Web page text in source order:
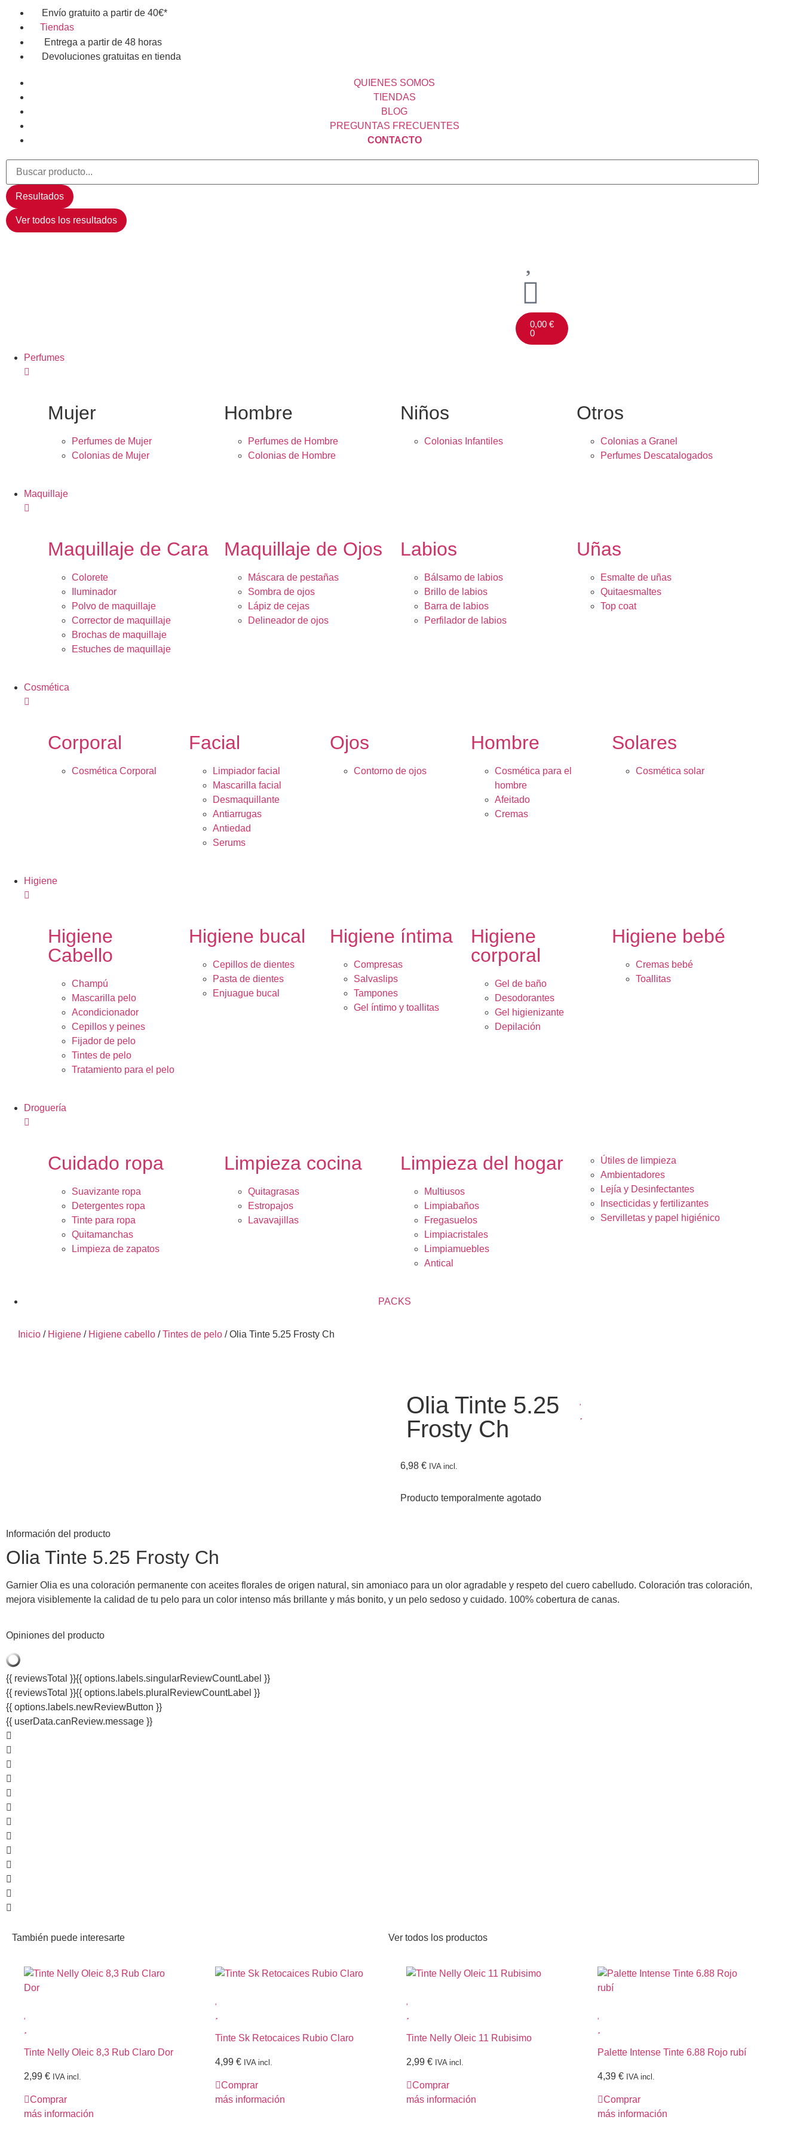
Envío gratuito a partir de 40€*
Tiendas
Entrega a partir de 48 horas
Devoluciones gratuitas en tienda
QUIENES SOMOS
TIENDAS
BLOG
PREGUNTAS FRECUENTES
CONTACTO
Resultados
Ver todos los resultados
0,00€
0
Perfumes
Mujer
Perfumes de Mujer
Colonias de Mujer
Hombre
Perfumes de Hombre
Colonias de Hombre
Niños
Colonias Infantiles
Otros
Colonias a Granel
Perfumes Descatalogados
Maquillaje
Maquillaje de Cara
Colorete
Iluminador
Polvo de maquillaje
Corrector de maquillaje
Brochas de maquillaje
Estuches de maquillaje
Maquillaje de Ojos
Máscara de pestañas
Sombra de ojos
Lápiz de cejas
Delineador de ojos
Labios
Bálsamo de labios
Brillo de labios
Barra de labios
Perfilador de labios
Uñas
Esmalte de uñas
Quitaesmaltes
Top coat
Cosmética
Corporal
Cosmética Corporal
Facial
Limpiador facial
Mascarilla facial
Desmaquillante
Antiarrugas
Antiedad
Serums
Ojos
Contorno de ojos
Hombre
Cosmética para el
hombre
Afeitado
Cremas
Solares
Cosmética solar
Higiene
Higiene
Cabello
Champú
Mascarilla pelo
Acondicionador
Cepillos y peines
Fijador de pelo
Tintes de pelo
Tratamiento para el pelo
Higiene bucal
Cepillos de dientes
Pasta de dientes
Enjuague bucal
Higiene íntima
Compresas
Salvaslips
Tampones
Gel íntimo y toallitas
Higiene
corporal
Gel de baño
Desodorantes
Gel higienizante
Depilación
Higiene bebé
Cremas bebé
Toallitas
Droguería
Cuidado ropa
Suavizante ropa
Detergentes ropa
Tinte para ropa
Quitamanchas
Limpieza de zapatos
Limpieza cocina
Quitagrasas
Estropajos
Lavavajillas
Limpieza del hogar
Multiusos
Limpiabaños
Fregasuelos
Limpiacristales
Limpiamuebles
Antical
Útiles de limpieza
Ambientadores
Lejía y Desinfectantes
Insecticidas y fertilizantes
Servilletas y papel higiénico
PACKS
Inicio / Higiene / Higiene cabello /Tintes de pelo / Olia Tinte 5.25 Frosty Ch
Olia Tinte 5.25
Frosty Ch
6,98 € IVA incl.
Producto temporalmente agotado
Información del producto
Olia Tinte 5.25 Frosty Ch
Garnier Olia es una coloración permanente con aceites florales de origen natural, sin amoniaco para un olor agradable y respeto del cuero cabelludo. Coloración tras coloración,
mejora visiblemente la calidad de tu pelo para un color intenso más brillante y más bonito, y un pelo sedoso y cuidado. 100% cobertura de canas.
Opiniones del producto
{{ reviewsTotal }}{{ options.labels.singularReviewCountLabel }}
{{ reviewsTotal }}{{ options.labels.pluralReviewCountLabel }}
{{ options.labels.newReviewButton }}
{{ userData.canReview.message }}
También puede interesarte Ver todos los productos
Tinte Nelly Oleic 8,3 Rub Claro Dor
2,99 € IVA incl.
Comprar
más información
Tinte Sk Retocaices Rubio Claro
4,99 € IVA incl.
Comprar
más información
Tinte Nelly Oleic 11 Rubisimo
2,99 € IVA incl.
Comprar
más información
Palette Intense Tinte 6.88 Rojo rubí
4,39 € IVA incl.
Comprar
más información